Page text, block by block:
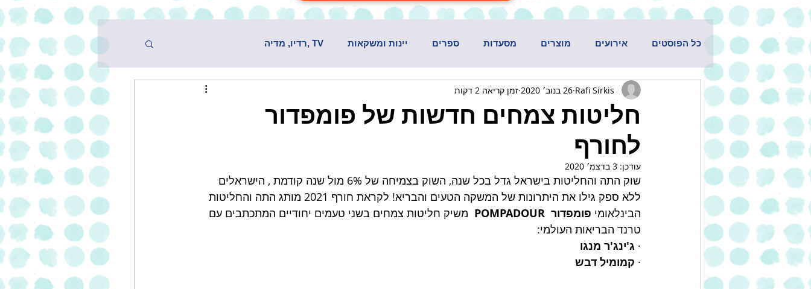
כל הפוסטים אירועים מוצרים מסעדות ספרים יינות ומשקאות TV ,רדיו, מדיה
חליטות צמחים חדשות של פומפדור
לחורף
Rafi Sirkis 26 בנוב׳ 2020 זמן קריאה 2 דקות
עודכן: 3 בדצמ׳ 2020
שוק התה והחליטות בישראל גדל בכל שנה, השוק בצמיחה של 6% מול שנה קודמת , הישראלים
ללא ספק גילו את היתרונות של המשקה הטעים והבריא! לקראת חורף 2021 מותג התה והחליטות
הבינלאומי פומפדור  POMPADOUR
  משיק חליטות צמחים בשני טעמים יחודיים המתכתבים עם
טרנד הבריאות העולמי:
· ג'ינג'ר מנגו
· קמומיל דבש